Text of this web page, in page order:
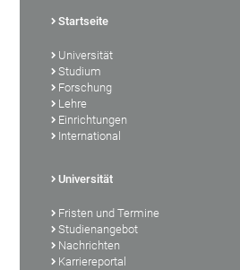
Startseite
Universität
Studium
Forschung
Lehre
Einrichtungen
International
Universität
Fristen und Termine
Studienangebot
Nachrichten
Karriereportal